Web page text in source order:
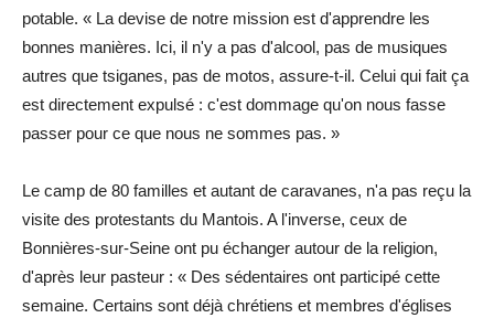
potable. « La devise de notre mission est d'apprendre les
bonnes manières. Ici, il n'y a pas d'alcool, pas de musiques
autres que tsiganes, pas de motos, assure-t-il. Celui qui fait ça
est directement expulsé : c'est dommage qu'on nous fasse
passer pour ce que nous ne sommes pas. »
Le camp de 80 familles et autant de caravanes, n'a pas reçu la
visite des protestants du Mantois. A l'inverse, ceux de
Bonnières-sur-Seine ont pu échanger autour de la religion,
d'après leur pasteur : « Des sédentaires ont participé cette
semaine. Certains sont déjà chrétiens et membres d'églises